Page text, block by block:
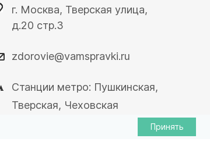
г. Москва, Тверская улица,
д.20 стр.3
zdorovie@vamspravki.ru
Станции метро: Пушкинская,
Тверская, Чеховская
Принять